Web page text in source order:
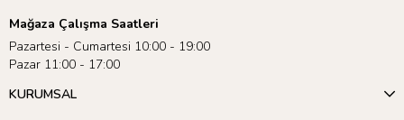
Mağaza Çalışma Saatleri
Pazartesi - Cumartesi 10:00 - 19:00
Pazar 11:00 - 17:00
KURUMSAL